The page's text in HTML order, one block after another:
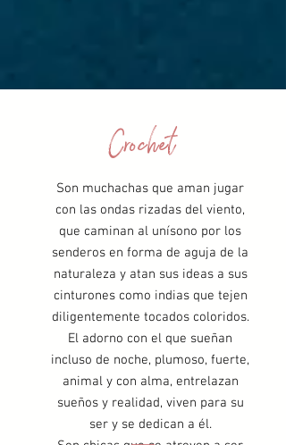
Crochet
Son muchachas que aman jugar
con las ondas rizadas del viento,
que caminan al unísono por los
senderos en forma de aguja de la
naturaleza y atan sus ideas a sus
cinturones como indias que tejen
diligentemente tocados coloridos.
El adorno con el que sueñan
incluso de noche, plumoso, fuerte,
animal y con alma, entrelazan
sueños y realidad, viven para su
ser y se dedican a él.